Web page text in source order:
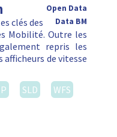
Open Data
Data BM
clés des
Mobilité. Outre les
repris les
afficheurs de vitesse
SLD
WFS